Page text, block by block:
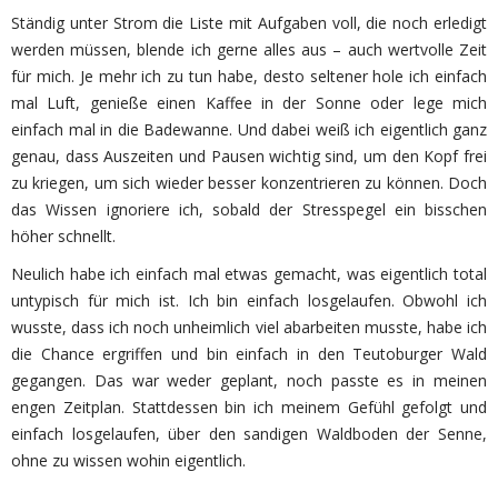
Ständig unter Strom die Liste mit Aufgaben voll, die noch erledigt
werden müssen, blende ich gerne alles aus – auch wertvolle Zeit
für mich. Je mehr ich zu tun habe, desto seltener hole ich einfach
mal Luft, genieße einen Kaffee in der Sonne oder lege mich
einfach mal in die Badewanne. Und dabei weiß ich eigentlich ganz
genau, dass Auszeiten und Pausen wichtig sind, um den Kopf frei
zu kriegen, um sich wieder besser konzentrieren zu können. Doch
das Wissen ignoriere ich, sobald der Stresspegel ein bisschen
höher schnellt.
Neulich habe ich einfach mal etwas gemacht, was eigentlich total
untypisch für mich ist. Ich bin einfach losgelaufen. Obwohl ich
wusste, dass ich noch unheimlich viel abarbeiten musste, habe ich
die Chance ergriffen und bin einfach in den Teutoburger Wald
gegangen. Das war weder geplant, noch passte es in meinen
engen Zeitplan. Stattdessen bin ich meinem Gefühl gefolgt und
einfach losgelaufen, über den sandigen Waldboden der Senne,
ohne zu wissen wohin eigentlich.